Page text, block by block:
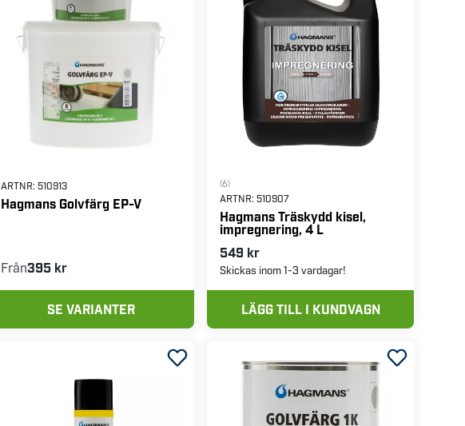
ARTNR: 510913
Hagmans Golvfärg EP-V
Från395 kr
SE VARIANTER
(6)
ARTNR:510907
Hagmans Träskydd kisel,
impregnering, 4 L
549 kr
Skickas inom 1-3 vardagar!
LÄGG TILL I KUNDVAGN